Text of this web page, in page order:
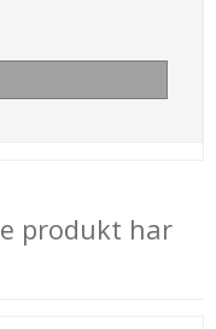
produkt har